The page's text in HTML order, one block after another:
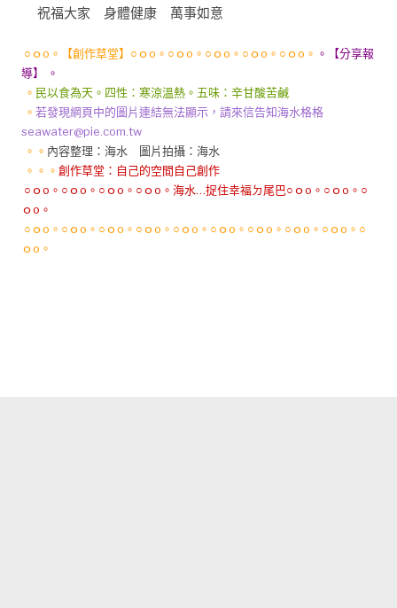
祝福大家 身體健康 萬事如意
○ｏo。【創作草堂】○ｏo。○ｏo。○ｏo。○ｏo。○ｏo。 。【分享報
導】 。
。 民以食為天。四性：寒涼溫熱。五味：辛甘酸苦鹹
。 若發現網頁中的圖片連結無法顯示，請來信告知海水格格
seawater@pie.com.tw
。。 內容整理：海水 圖片拍攝：海水
。。。 創作草堂：自己的空間自己創作
○ｏo。○ｏo。○ｏo。○ｏo。海水…捉住幸福ㄉ尾巴○ｏo。○ｏo。○
ｏo。
○ｏo。○ｏo。○ｏo。○ｏo。○ｏo。○ｏo。○ｏo。○ｏo。○ｏo。○
ｏo。